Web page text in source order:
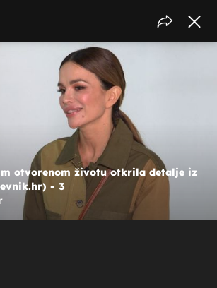
otvorenom životu otkrila detalje iz
- 3